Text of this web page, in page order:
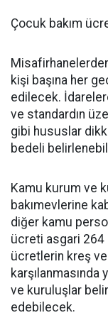
Çocuk bakım
kişi başına her
edilecek.
ve standardın
gibi hususlar
bedeli
Kamu kurum ve
bakımevlerine
diğer kamu
ücreti asgari 264
ücretlerin kreş
karşılanmasında
ve kuruluşlar
edebilecek.